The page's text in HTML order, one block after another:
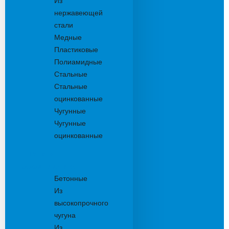
нержавеющей
стали
Медные
Пластиковые
Полиамидные
Стальные
Стальные
оцинкованные
Чугунные
Чугунные
оцинкованные
Бетонные
Из
высокопрочного
чугуна